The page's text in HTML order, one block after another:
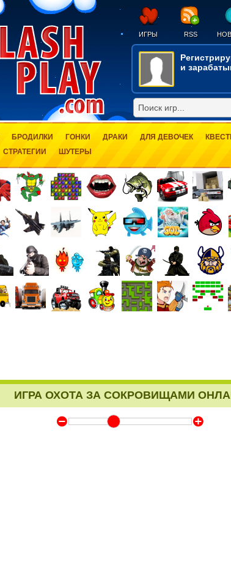
ИГРЫ RSS
и
БРОДИЛКИ ГОНКИ ДРАКИ ДЛЯ ДЕВОЧЕК
СТРАТЕГИИ ШУТЕРЫ
ИГРА ОХОТА ЗА СОКРОВИЩАМИ
Y Z